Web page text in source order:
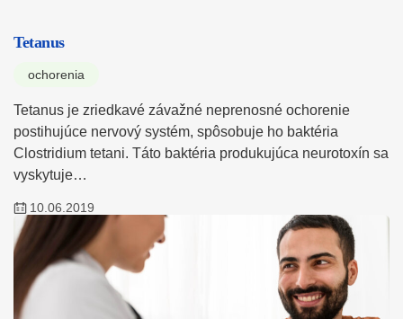
Tetanus
ochorenia
Tetanus je zriedkavé závažné neprenosné ochorenie
postihujúce nervový systém, spôsobuje ho baktéria
Clostridium tetani. Táto baktéria produkujúca neurotoxín sa
vyskytuje…
10.06.2019